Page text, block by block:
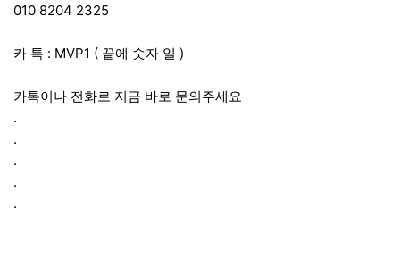
010 8204 2325
카 톡 : MVP1 ( 끝에 숫자 일 )
카톡이나 전화로 지금 바로 문의주세요
.
.
.
.
.